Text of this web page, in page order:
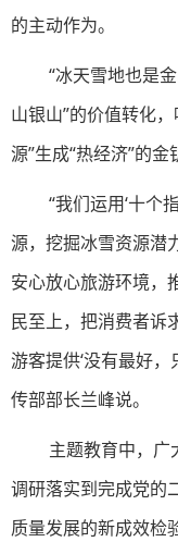
的主动作为。
“冰天雪地也是
山银山”的价值转化
源”生成“热经济”的
“我们运用‘十个
源，挖掘冰雪资源潜
安心放心旅游环境，
民至上，把消费者诉
游客提供‘没有最好
传部部长兰峰说。
主题教育中，广
调研落实到完成党的
质量发展的新成效检